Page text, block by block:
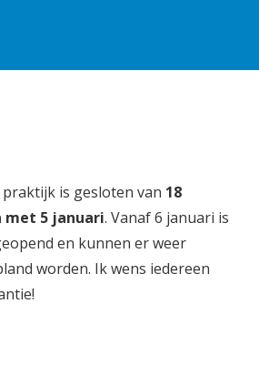
is gesloten van 18
met 5 januari. Vanaf 6 januari is
en kunnen er weer
worden. Ik wens iedereen